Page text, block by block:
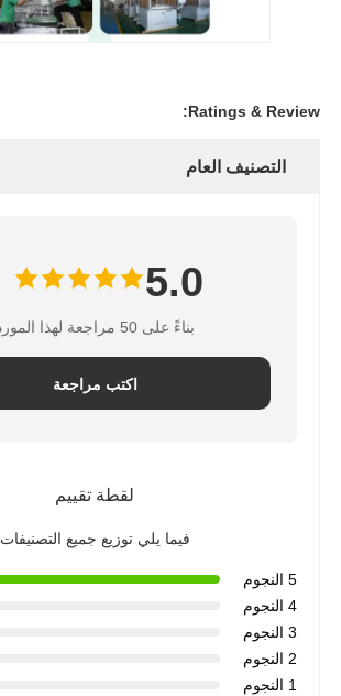
Ratings & Review:
التصنيف العام
5.0
بناءً على 50 مراجعة لهذا المورد
اكتب مراجعة
لقطة تقييم
فيما يلي توزيع جميع التصنيفات
5 النجوم
4 النجوم
3 النجوم
2 النجوم
1 النجوم